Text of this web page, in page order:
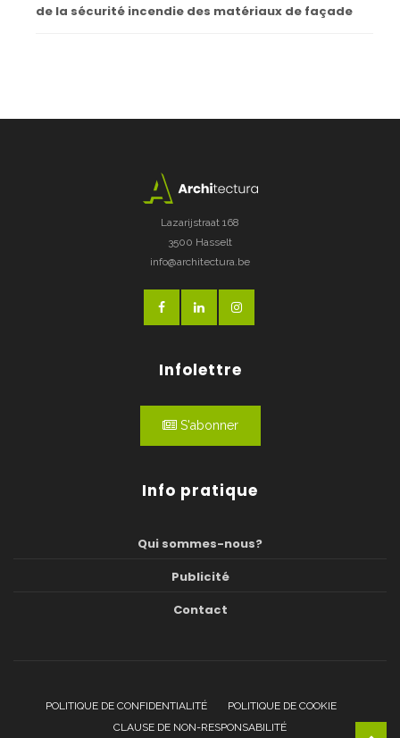
de la sécurité incendie des matériaux de façade
Lazarijstraat 168
3500 Hasselt
info@architectura.be
Infolettre
S'abonner
Info pratique
Qui sommes-nous?
Publicité
Contact
POLITIQUE DE CONFIDENTIALITÉ
POLITIQUE DE COOKIE
CLAUSE DE NON-RESPONSABILITÉ